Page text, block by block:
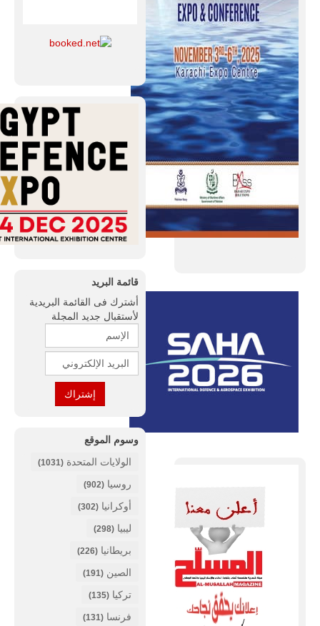
قائمة البريد
أشترك فى القائمة البريدية
لأستقبال جديد المجلة
وسوم الموقع
الولايات المتحدة (1031)
روسيا (902)
أوكرانيا (302)
ليبيا (298)
بريطانيا (226)
الصين (191)
تركيا (135)
فرنسا (131)